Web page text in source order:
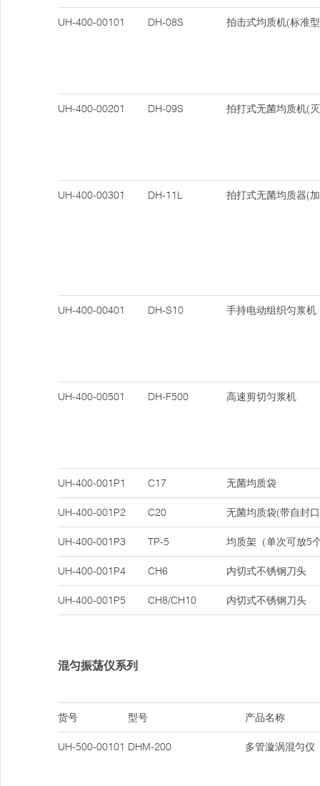
UH-400-00101 DH-08S 拍击式均质机(标准
UH-400-00201 DH-09S 拍打式无菌均质机(
UH-400-00301 DH-11L 拍打式无菌均质器(
UH-400-00401 DH-S10 手持电动组织匀浆机
UH-400-00501 DH-F500 高速剪切匀浆机
UH-400-001P1 C17 无菌均质袋
UH-400-001P2 C20 无菌均质袋(带自封
UH-400-001P3 TP-5 均质架（单次可放5
UH-400-001P4 CH6 内切式不锈钢刀头
UH-400-001P5 CH8/CH10 内切式不锈钢刀头
混匀振荡仪系列
货号 型号 产品名称
UH-500-00101 DHM-200 多管漩涡混匀仪